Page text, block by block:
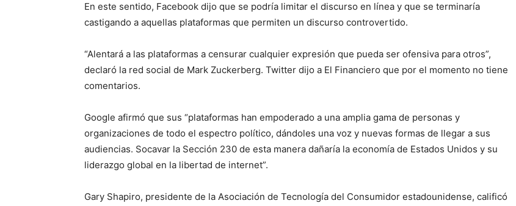
En este sentido, Facebook dijo que se podría limitar el discurso en línea y que se terminaría
castigando a aquellas plataformas que permiten un discurso controvertido.
“Alentará a las plataformas a censurar cualquier expresión que pueda ser ofensiva para otros”,
declaró la red social de Mark Zuckerberg. Twitter dijo a El Financiero que por el momento no tiene
comentarios.
Google afirmó que sus “plataformas han empoderado a una amplia gama de personas y
organizaciones de todo el espectro político, dándoles una voz y nuevas formas de llegar a sus
audiencias. Socavar la Sección 230 de esta manera dañaría la economía de Estados Unidos y su
liderazgo global en la libertad de internet”.
Gary Shapiro, presidente de la Asociación de Tecnología del Consumidor estadounidense, calificó